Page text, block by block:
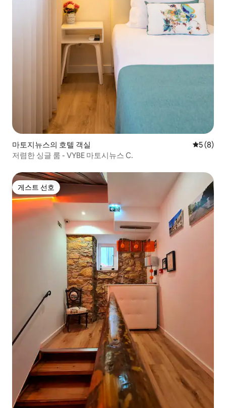
마토지뉴스의 호텔 객실 평점 5점
5 (8)
저렴한 싱글 룸 - VYBE 마토시뉴스 C.
게스트 선호
게스트 선호